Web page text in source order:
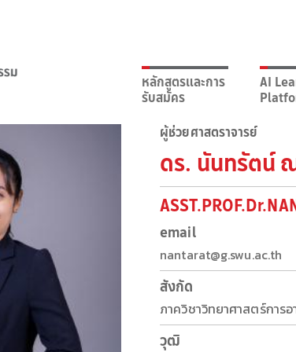
หลักสูตรและการ
รับสมัคร
AI
ผู้ช่วยศาสตราจารย์
ดร. นันทรัตน์
email
nantarat@g.swu.ac.th
สังกัด
ภาควิชาวิทยาศาสตร์การอ
วุฒิ